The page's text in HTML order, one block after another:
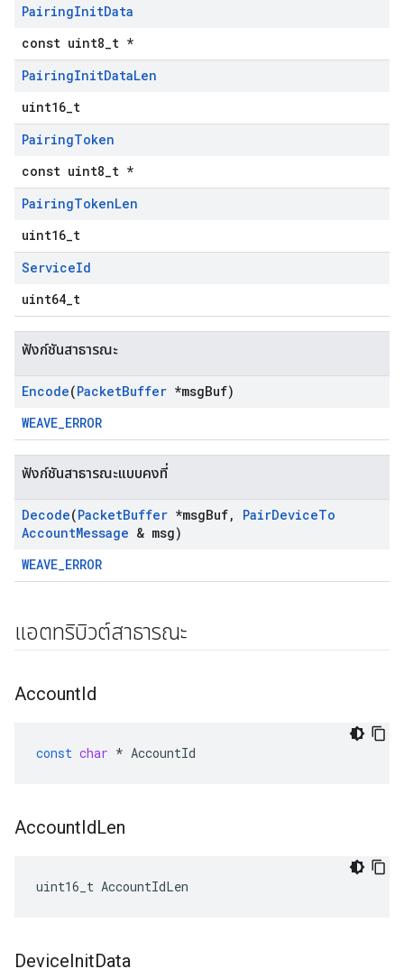
PairingInitData
const uint8_t *
PairingInitDataLen
uint16_t
PairingToken
const uint8_t *
PairingTokenLen
uint16_t
ServiceId
uint64_t
ฟังก์ชันสาธารณะ
Encode(PacketBuffer *msgBuf)
WEAVE_ERROR
ฟังก์ชันสาธารณะแบบคงที่
Decode(PacketBuffer *msgBuf, PairDeviceTo
AccountMessage & msg)
WEAVE_ERROR
แอตทริบิวต์สาธารณะ
AccountId
const char * AccountId
AccountIdLen
uint16_t AccountIdLen
DeviceInitData